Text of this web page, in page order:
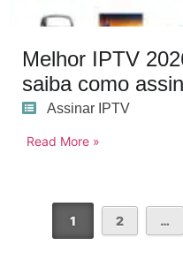
Melhor IPTV
saiba como
Assinar IPTV
Read More »
1 2 …